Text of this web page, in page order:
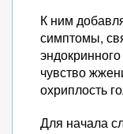
К ним
симптомы,
чувство
охриплость
Для начала